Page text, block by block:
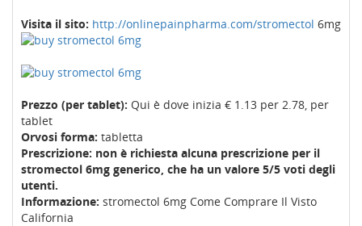
Visita il sito: http://onlinepainpharma.com/stromectol 6mg
Prezzo (per tablet): Qui è dove inizia € 1.13 per 2.78, per
tablet
Orvosi forma: tabletta
Prescrizione: non è richiesta alcuna prescrizione per il
stromectol 6mg generico, che ha un valore 5/5 voti degli
utenti.
Informazione: stromectol 6mg Come Comprare Il Visto
California